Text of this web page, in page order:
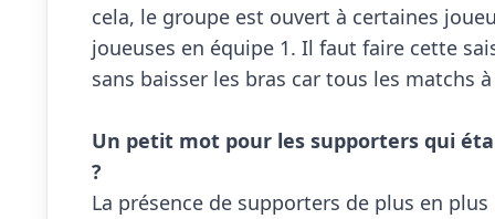
cela, le groupe est ouvert à certaines
joueuses en équipe 1. Il faut faire cette
sans baisser les bras car tous les matchs
Un petit mot pour les supporters qui
?
La présence de supporters de plus en